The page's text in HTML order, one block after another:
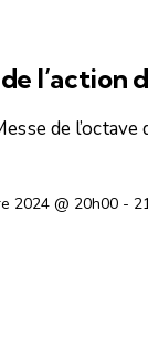
l’action
de
2024 @ 20h00 -